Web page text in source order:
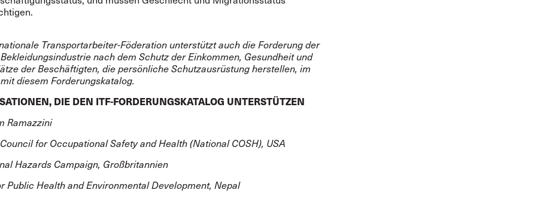
Transportarbeiter-Föderation unterstützt auch die Forderung der
nach dem Schutz der Einkommen, Gesundheit und
der Beschäftigten, die persönliche Schutzausrüstung herstellen, im
diesem Forderungskatalog.
DIE DEN ITF-FORDERUNGSKATALOG UNTERSTÜTZEN
Ramazzini
for Occupational Safety and Health (National COSH), USA
Hazards Campaign, Großbritannien
Public Health and Environmental Development, Nepal